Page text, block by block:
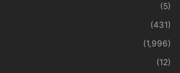
(5)
(431)
(1,996)
(12)